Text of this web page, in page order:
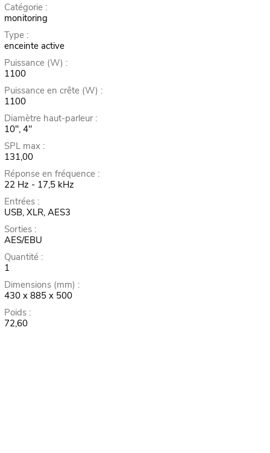
Catégorie :
monitoring
Type :
enceinte active
Puissance (W) :
1100
Puissance en crête (W) :
1100
Diamètre haut-parleur :
10", 4"
SPL max :
131,00
Réponse en fréquence :
22 Hz - 17,5 kHz
Entrées :
USB, XLR, AES3
Sorties :
AES/EBU
Quantité :
1
Dimensions (mm) :
430 x 885 x 500
Poids :
72,60